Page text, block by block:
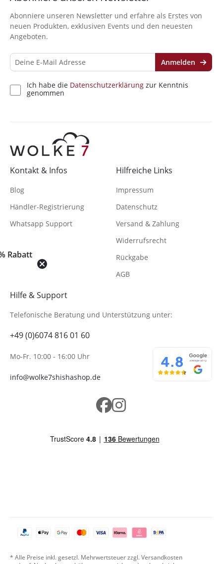
Rabatt
Hilfe & Support
Telefonische Beratung und Unterstützung unter:
+49 (0)6074 816 01 60
Mo-Fr. 10:00 - 16:00 Uhr
info@wolke7shishashop.de
Kontakt & Infos
Blog
Händler-Registrierung
Whatsapp Support
Hilfreiche Links
Impressum
Datenschutz
Versand & Zahlung
Widerrufsrecht
Rückgabe
AGB
Abonniere unseren Newsletter und erfahre als Erstes von
neuen Produkten, exklusiven Events und den neuesten
Angeboten.
Ich habe die Datenschutzerklärung zur Kenntnis
genommen
Anmelden
* Alle Preise inkl. gesetzl. Mehrwertsteuer zzgl. Versandkosten